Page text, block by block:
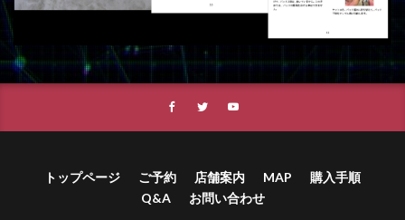
トップページ ご予約 店舗案内 MAP
購入手順
Q&A
お問い合わせ